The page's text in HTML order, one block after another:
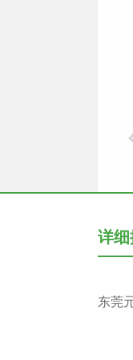
详
东莞